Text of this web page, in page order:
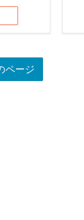
ページ